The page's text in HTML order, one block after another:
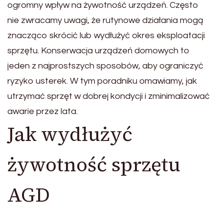
ogromny wpływ na żywotność urządzeń. Często
nie zwracamy uwagi, że rutynowe działania mogą
znacząco skrócić lub wydłużyć okres eksploatacji
sprzętu. Konserwacja urządzeń domowych to
jeden z najprostszych sposobów, aby ograniczyć
ryzyko usterek. W tym poradniku omawiamy, jak
utrzymać sprzęt w dobrej kondycji i zminimalizować
awarie przez lata.
Jak wydłużyć
żywotność sprzętu
AGD